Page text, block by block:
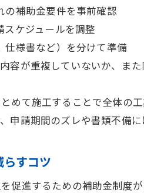
の補助金要件を事前確認
スケジュールを調整
仕様書など）を分けて準備
容が重複していないか、ま
めて施工することで全体の
申請期間のズレや書類不備
すコツ
促進するための補助金制度